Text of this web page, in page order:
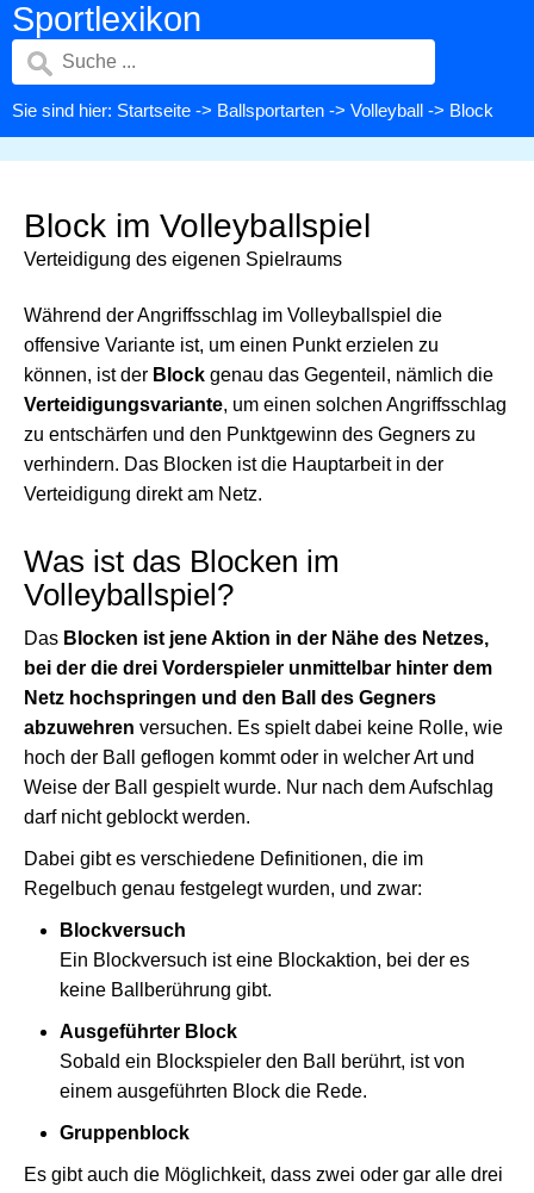
Sportlexikon
Sie sind hier: Startseite -> Ballsportarten -> Volleyball -> Block
Block im Volleyballspiel
Verteidigung des eigenen Spielraums
Während der Angriffsschlag im Volleyballspiel die
offensive Variante ist, um einen Punkt erzielen zu
können, ist der Block genau das Gegenteil, nämlich die
Verteidigungsvariante, um einen solchen Angriffsschlag
zu entschärfen und den Punktgewinn des Gegners zu
verhindern. Das Blocken ist die Hauptarbeit in der
Verteidigung direkt am Netz.
Was ist das Blocken im
Volleyballspiel?
Das Blocken ist jene Aktion in der Nähe des Netzes,
bei der die drei Vorderspieler unmittelbar hinter dem
Netz hochspringen und den Ball des Gegners
abzuwehren versuchen. Es spielt dabei keine Rolle, wie
hoch der Ball geflogen kommt oder in welcher Art und
Weise der Ball gespielt wurde. Nur nach dem Aufschlag
darf nicht geblockt werden.
Dabei gibt es verschiedene Definitionen, die im
Regelbuch genau festgelegt wurden, und zwar:
Blockversuch
Ein Blockversuch ist eine Blockaktion, bei der es
keine Ballberührung gibt.
Ausgeführter Block
Sobald ein Blockspieler den Ball berührt, ist von
einem ausgeführten Block die Rede.
Gruppenblock
Es gibt auch die Möglichkeit, dass zwei oder gar alle drei